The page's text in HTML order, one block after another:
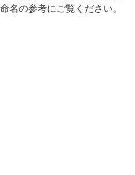
名の参考にご覧ください。